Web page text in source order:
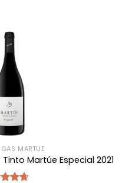
MARTÚE
Tinto Martúe Especial 2021